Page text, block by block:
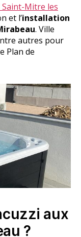
Mitre les
et l’installation
. Ville
autres pour
Plan de
aux
?